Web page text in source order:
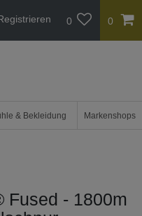
0 0
& Bekleidung Markenshops
Fused - 1800m